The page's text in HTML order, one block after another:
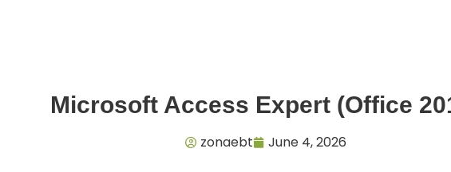
Microsoft Access Expert (Office
zonaebt June 4, 2026